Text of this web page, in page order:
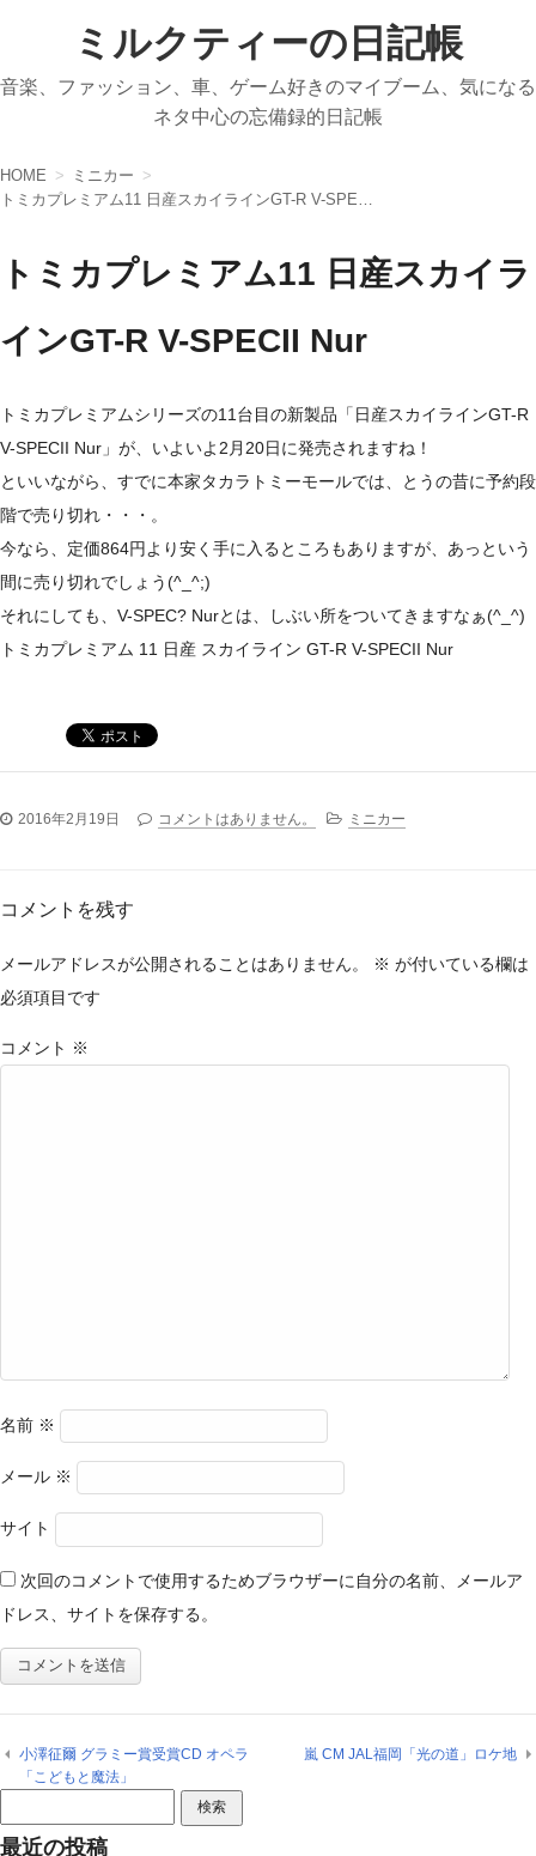
ミルクティーの日記帳
音楽、ファッション、車、ゲーム好きのマイブーム、気になる
ネタ中心の忘備録的日記帳
HOME
ミニカー
トミカプレミアム11 日産スカイラ
インGT-R V-SPECII Nur
トミカプレミアムシリーズの11台目の新製品「日産スカイラインGT-R
V-SPECII Nur」が、いよいよ2月20日に発売されますね！
といいながら、すでに本家タカラトミーモールでは、とうの昔に予約段
階で売り切れ・・・。
今なら、定価864円より安く手に入るところもありますが、あっという
間に売り切れでしょう(^_^;)
それにしても、V-SPEC? Nurとは、しぶい所をついてきますなぁ(^_^)
トミカプレミアム 11 日産 スカイライン GT-R V-SPECII Nur
2016年2月19日 コメントはありません。 ミニカー
コメントを残す
メールアドレスが公開されることはありません。 ※ が付いている欄は
必須項目です
コメント ※
名前 ※
メール ※
サイト
次回のコメントで使用するためブラウザーに自分の名前、メールア
ドレス、サイトを保存する。
小澤征爾 グラミー賞受賞CD オペラ
「こどもと魔法」
嵐 CM JAL福岡「光の道」ロケ地
索:
最近の投稿